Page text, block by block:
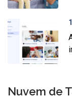
Nuvem de